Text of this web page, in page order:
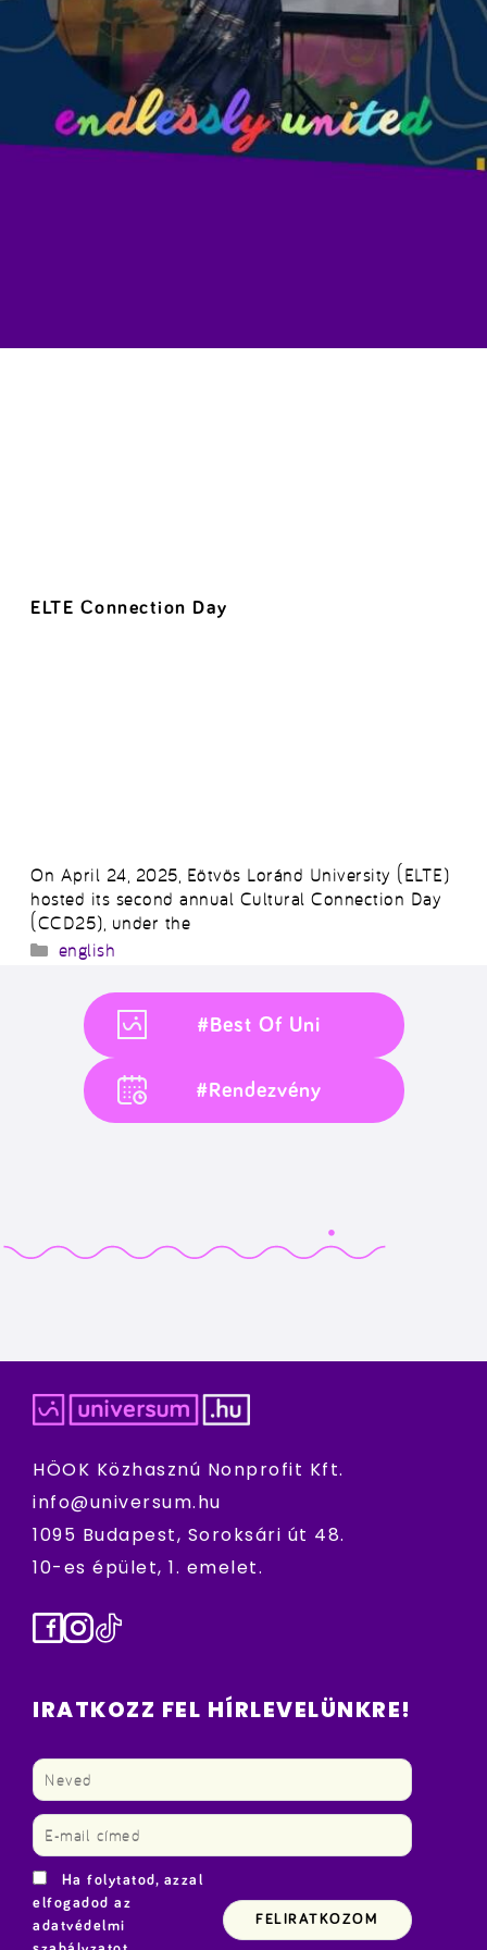
ELTE Connection Day
On April 24, 2025, Eötvös Loránd University (ELTE)
hosted its second annual Cultural Connection Day
(CCD25), under the
Kategória
english
#Best Of Uni
#Rendezvény
HÖOK Közhasznú Nonprofit Kft.
info@universum.hu
1095 Budapest, Soroksári út 48.
10-es épület, 1. emelet.
Facebook
Instagram
TikTok
IRATKOZZ FEL HÍRLEVELÜNKRE!
Ha folytatod, azzal
elfogadod az
adatvédelmi